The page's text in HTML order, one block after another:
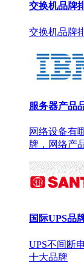
交换机品牌
交换机品牌
服务器产品
网络设备有
牌，网络产
国际UPS品
UPS不间断
十大品牌